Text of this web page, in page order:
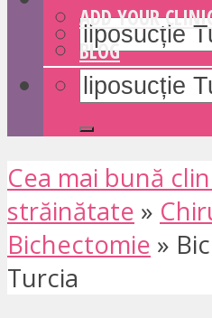
ADD YOUR
BLOG
Cea mai bună
străinătate »
Bichectomie »
Turcia